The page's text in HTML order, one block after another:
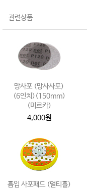
관련상품
망사포 (망사사포)
(6인치)(150mm)
(미르카)
4,000원
흡입 사포패드 (멀티홀)